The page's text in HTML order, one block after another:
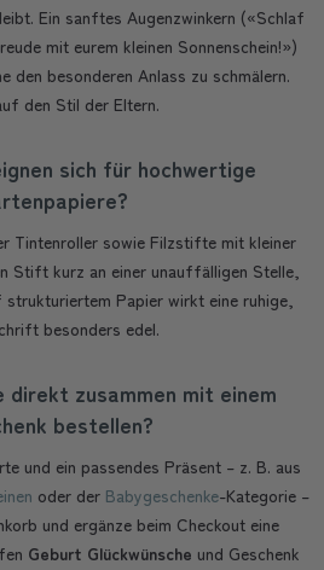
Ein sanftes Augenzwinkern («Schlaf
mit eurem kleinen Sonnenschein!»)
den besonderen Anlass zu schmälern.
den Stil der Eltern.
sich für hochwertige
Tintenroller sowie Filzstifte mit kleiner
Stift kurz an einer unauffälligen Stelle,
Papier wirkt eine ruhige,
besonders edel.
direkt zusammen mit einem
bestellen?
und ein passendes Präsent – z. B. aus
oder der Babygeschenke-Kategorie –
und ergänze beim Checkout eine
Geburt Glückwünsche und Geschenk